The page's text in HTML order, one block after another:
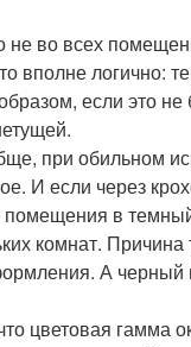
во всех
вполне логично:
если это не
при обильном
И если через
помещения в
комнат.
А черный
цветовая гамма